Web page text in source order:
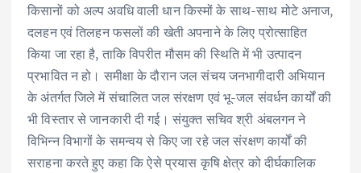
किसानों को अल्प अवधि वाली धान किस्मों के साथ-साथ मोटे अनाज,
दलहन एवं तिलहन फसलों की खेती अपनाने के लिए प्रोत्साहित
किया जा रहा है, ताकि विपरीत मौसम की स्थिति में भी उत्पादन
प्रभावित न हो। समीक्षा के दौरान जल संचय जनभागीदारी अभियान
के अंतर्गत जिले में संचालित जल संरक्षण एवं भू-जल संवर्धन कार्यों की
भी विस्तार से जानकारी दी गई। संयुक्त सचिव श्री अंबलगन ने
विभिन्न विभागों के समन्वय से किए जा रहे जल संरक्षण कार्यों की
सराहना करते हुए कहा कि ऐसे प्रयास कृषि क्षेत्र को दीर्घकालिक